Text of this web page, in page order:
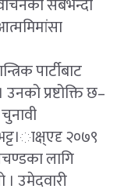
पार्टीबाट
प्रष्टोक्ति छ–
२०७९
लागि
। उमेदवारी